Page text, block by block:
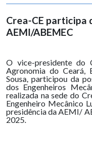
Crea-CE participa
AEMI/ABEMEC
O vice-presidente do
Agronomia do Ceará,
Sousa, participou da
dos Engenheiros
realizada na sede do
Engenheiro Mecânico
presidência da AEMI/
2025.